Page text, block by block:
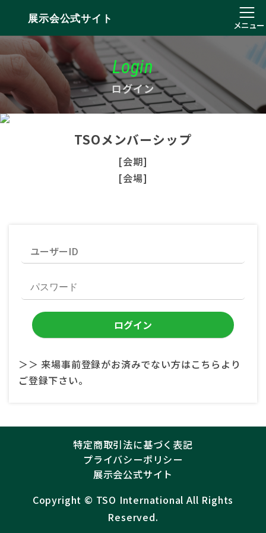
展示会公式サイト
メニュー
Login
ログイン
TSOメンバーシップ
[会期]
[会場]
＞＞ 来場事前登録がお済みでない方はこちらより
ご登録下さい。
特定商取引法に基づく表記
プライバシーポリシー
展示会公式サイト
Copyright ©︎ TSO International All Rights
Reserved.